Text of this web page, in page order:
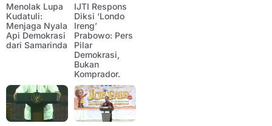
Menolak Lupa
Kudatuli:
Menjaga Nyala
Api Demokrasi
dari Samarinda
IJTI Respons
Diksi ‘Londo
Ireng’
Prabowo: Pers
Pilar
Demokrasi,
Bukan
Komprador.